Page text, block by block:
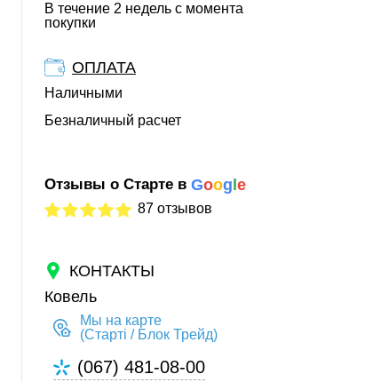
В течение 2 недель с момента
покупки
ОПЛАТА
Наличными
Безналичный расчет
Отзывы о Старте в Goog e
87 отзывов
КОНТАКТЫ
Ковель
Мы на карте
(Старті / Блок Трейд)
(067) 481-08-00